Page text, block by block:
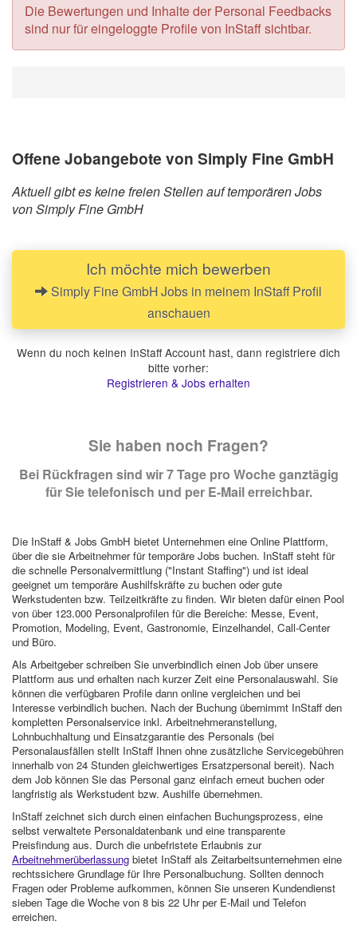
Die Bewertungen und Inhalte der Personal Feedbacks
sind nur für eingeloggte Profile von InStaff sichtbar.
Offene Jobangebote von Simply Fine GmbH
Aktuell gibt es keine freien Stellen auf temporären Jobs
von Simply Fine GmbH
Ich möchte mich bewerben
Simply Fine GmbH Jobs in meinem InStaff Profil
anschauen
Wenn du noch keinen InStaff Account hast, dann registriere dich
bitte vorher:
Registrieren & Jobs erhalten
Sie haben noch Fragen?
Bei Rückfragen sind wir 7 Tage pro Woche ganztägig
für Sie telefonisch und per E-Mail erreichbar.
Die InStaff & Jobs GmbH bietet Unternehmen eine Online Plattform,
über die sie Arbeitnehmer für temporäre Jobs buchen. InStaff steht für
die schnelle Personalvermittlung ("Instant Staffing") und ist ideal
geeignet um temporäre Aushilfskräfte zu buchen oder gute
Werkstudenten bzw. Teilzeitkräfte zu finden. Wir bieten dafür einen Pool
von über 123.000 Personalprofilen für die Bereiche: Messe, Event,
Promotion, Modeling, Event, Gastronomie, Einzelhandel, Call-Center
und Büro.
Als Arbeitgeber schreiben Sie unverbindlich einen Job über unsere
Plattform aus und erhalten nach kurzer Zeit eine Personalauswahl. Sie
können die verfügbaren Profile dann online vergleichen und bei
Interesse verbindlich buchen. Nach der Buchung übernimmt InStaff den
kompletten Personalservice inkl. Arbeitnehmeranstellung,
Lohnbuchhaltung und Einsatzgarantie des Personals (bei
Personalausfällen stellt InStaff Ihnen ohne zusätzliche Servicegebühren
innerhalb von 24 Stunden gleichwertiges Ersatzpersonal bereit). Nach
dem Job können Sie das Personal ganz einfach erneut buchen oder
langfristig als Werkstudent bzw. Aushilfe übernehmen.
InStaff zeichnet sich durch einen einfachen Buchungsprozess, eine
selbst verwaltete Personaldatenbank und eine transparente
Preisfindung aus. Durch die unbefristete Erlaubnis zur
Arbeitnehmerüberlassung bietet InStaff als Zeitarbeitsunternehmen eine
rechtssichere Grundlage für Ihre Personalbuchung. Sollten dennoch
Fragen oder Probleme aufkommen, können Sie unseren Kundendienst
sieben Tage die Woche von 8 bis 22 Uhr per E-Mail und Telefon
erreichen.